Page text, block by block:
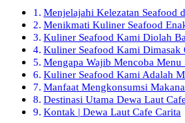
Menjelajahi Kelezatan Seafood
Menikmati Kuliner Seafood
Kuliner Seafood Kami Diolah
Kuliner Seafood Kami Dimasak
Mengapa Wajib Mencoba Menu
Kuliner Seafood Kami Adalah
Manfaat Mengkonsumsi
Destinasi Utama Dewa Laut
Kontak | Dewa Laut Cafe Carita